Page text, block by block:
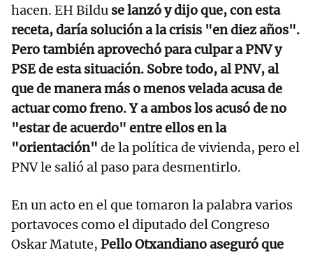
hacen. EH Bildu se lanzó y dijo que, con esta
receta, daría solución a la crisis "en diez años".
Pero también aprovechó para culpar a PNV y
PSE de esta situación. Sobre todo, al PNV, al
que de manera más o menos velada acusa de
actuar como freno. Y a ambos los acusó de no
"estar de acuerdo" entre ellos en la
"orientación" de la política de vivienda, pero el
PNV le salió al paso para desmentirlo.
En un acto en el que tomaron la palabra varios
portavoces como el diputado del Congreso
Oskar Matute, Pello Otxandiano aseguró que